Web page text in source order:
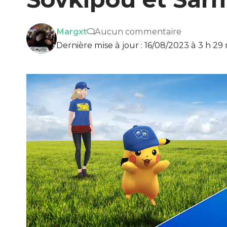
Dernière mise à jour : 16/08/2023 à 3 h 29
Margxt Aucun commentaire